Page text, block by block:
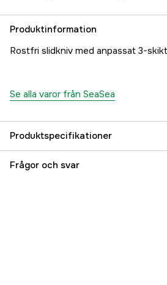
Produktinformation
Rostfri slidkniv med anpassat 3-
Se alla varor från SeaSea
Produktspecifikationer
Referensnummer
Frågor och svar